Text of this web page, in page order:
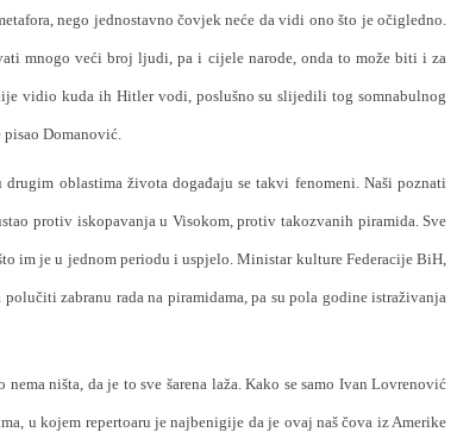
nego jednostavno čovjek neće da vidi ono što je očigledno.
mnogo veći broj ljudi, pa i cijele narode, onda to može biti i za
vidio kuda ih Hitler vodi, poslušno su slijedili tog somnabulnog
Domanović.
oblastima života događaju se takvi fenomeni. Naši poznati
protiv iskopavanja u Visokom, protiv takozvanih piramida. Sve
im je u jednom periodu i uspjelo. Ministar kulture Federacije BiH,
zabranu rada na piramidama, pa su pola godine istraživanja
ništa, da je to sve šarena laža. Kako se samo Ivan Lovrenović
u kojem repertoaru je najbenigije da je ovaj naš čova iz Amerike